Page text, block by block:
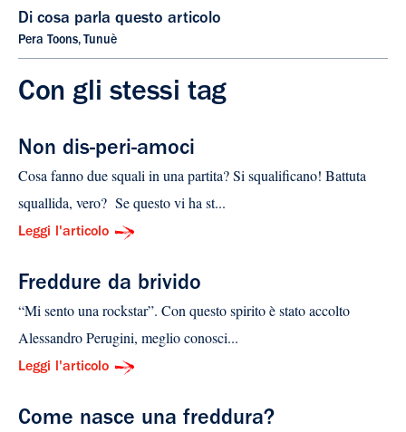
Di cosa parla questo articolo
Pera Toons, Tunuè
Con gli stessi tag
Non dis-peri-amoci
Cosa fanno due squali in una partita? Si squalificano! Battuta
squallida, vero? Se questo vi ha st...
Leggi l'articolo
Freddure da brivido
“Mi sento una rockstar”. Con questo spirito è stato accolto
Alessandro Perugini, meglio conosci...
Leggi l'articolo
Come nasce una freddura?